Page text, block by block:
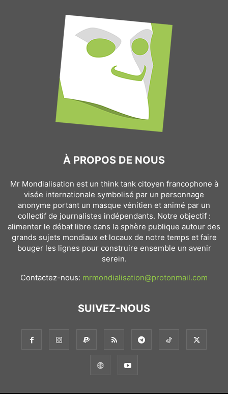
À PROPOS DE NOUS
Mr Mondialisation est un think tank citoyen francophone à
visée internationale symbolisé par un personnage
anonyme portant un masque vénitien et animé par un
collectif de journalistes indépendants. Notre objectif :
alimenter le débat libre dans la sphère publique autour des
grands sujets mondiaux et locaux de notre temps et faire
bouger les lignes pour construire ensemble un avenir
serein.
Contactez-nous: mrmondialisation@protonmail.com
SUIVEZ-NOUS